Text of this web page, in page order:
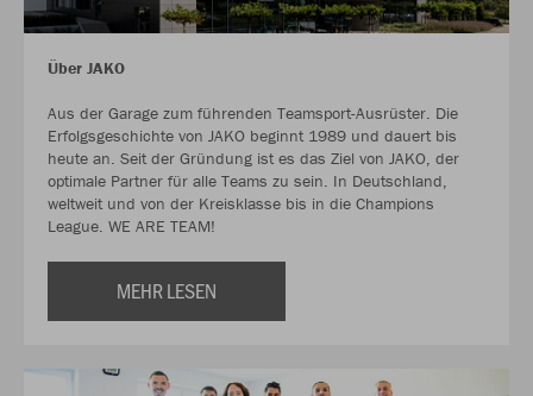
Über JAKO
Aus der Garage zum führenden Teamsport-Ausrüster. Die
Erfolgsgeschichte von JAKO beginnt 1989 und dauert bis
heute an. Seit der Gründung ist es das Ziel von JAKO, der
optimale Partner für alle Teams zu sein. In Deutschland,
weltweit und von der Kreisklasse bis in die Champions
League. WE ARE TEAM!
MEHR LESEN